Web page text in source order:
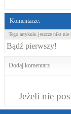
Komentarze:
Tego artykułu jeszcze nikt nie
Bądź pierwszy!
Dodaj komentarz
Jeżeli nie